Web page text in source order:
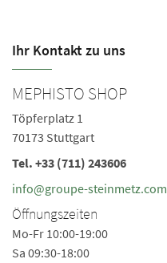
Ihr Kontakt zu uns
MEPHISTO SHOP
Töpferplatz 1
70173 Stuttgart
Tel. +33 (711) 243606
info@groupe-steinmetz.com
Öffnungszeiten
Mo-Fr 10:00-19:00
Sa 09:30-18:00